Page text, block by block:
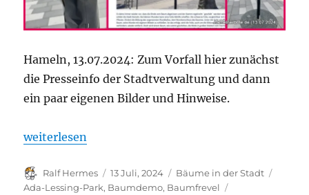
Hameln, 13.07.2024: Zum Vorfall hier zunächst
die Presseinfo der Stadtverwaltung und dann
ein paar eigenen Bilder und Hinweise.
„Baumfrevel am Ada-Lessing-Park“
weiterlesen
Autor
Ralf Hermes
Veröffentlicht
am
13 Juli, 2024 Kategorien
Bäume in der Stadt
Ada-Lessing-Park, Baumdemo, Baumfrevel